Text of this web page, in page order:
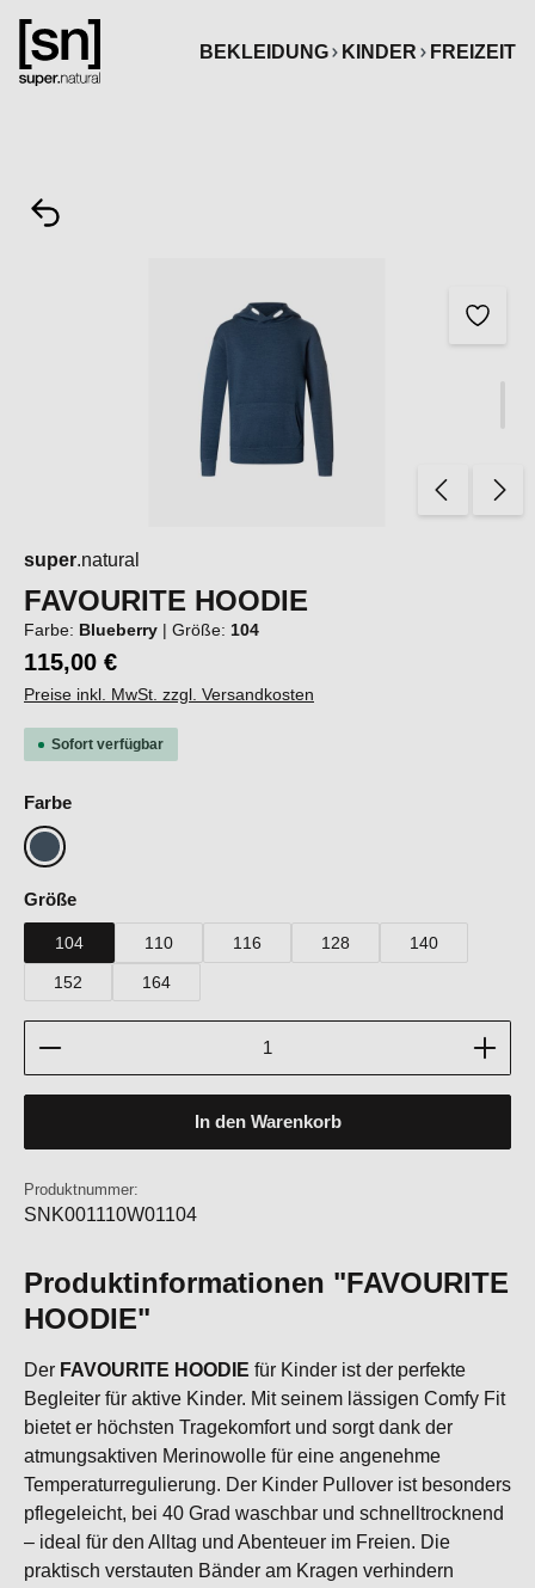
springen
BEKLEIDUNG
KINDER FREIZEIT
super.natural
FAVOURITE HOODIE
Farbe: Blueberry | Größe: 104
115,00 €
Preise inkl. MwSt. zzgl. Versandkosten
Sofort verfügbar
Farbeauswählen
Blueberry
Größeauswählen
104 110 116 128 140
152 164
Produkt Anzahl: Gib den gewünschten Wert ein
In den Warenkorb
Produktnummer:
SNK001110W01104
Produktinformationen "FAVOURITE
HOODIE"
Der FAVOURITE HOODIE für Kinder ist der perfekte
Begleiter für aktive Kinder. Mit seinem lässigen Comfy Fit
bietet er höchsten Tragekomfort und sorgt dank der
atmungsaktiven Merinowolle für eine angenehme
Temperaturregulierung. Der Kinder Pullover ist besonders
pflegeleicht, bei 40 Grad waschbar und schnelltrocknend
– ideal für den Alltag und Abenteuer im Freien. Die
praktisch verstauten Bänder am Kragen verhindern